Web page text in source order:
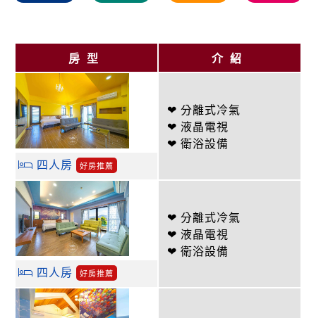
房型 介紹
❤ 分離式冷氣
❤ 液晶電視
❤ 衛浴設備
四人房
好房推薦
❤ 分離式冷氣
❤ 液晶電視
❤ 衛浴設備
四人房
好房推薦